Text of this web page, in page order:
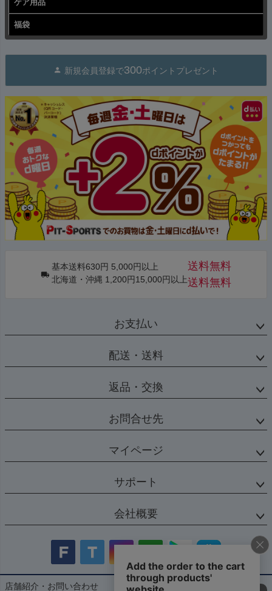
ケア用品
福袋
新規会員登録で300ポイントプレゼント
基本送料630円 5,000円以上
北海道・沖縄 1,200円15,000円以上
送料無料
送料無料
お支払い
配送・送料
返品・交換
お問合せ先
マイページ
サポート
会社概要
店舗紹介・お問い合わせ